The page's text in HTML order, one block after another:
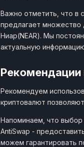
Важно отметить, что в
предлагает множество
Ниар(NEAR). Мы
актуальную
Рекомендации
Рекомендуем
криптовалют
Напоминаем, что выбор
AntiSwap -
можем гарантировать